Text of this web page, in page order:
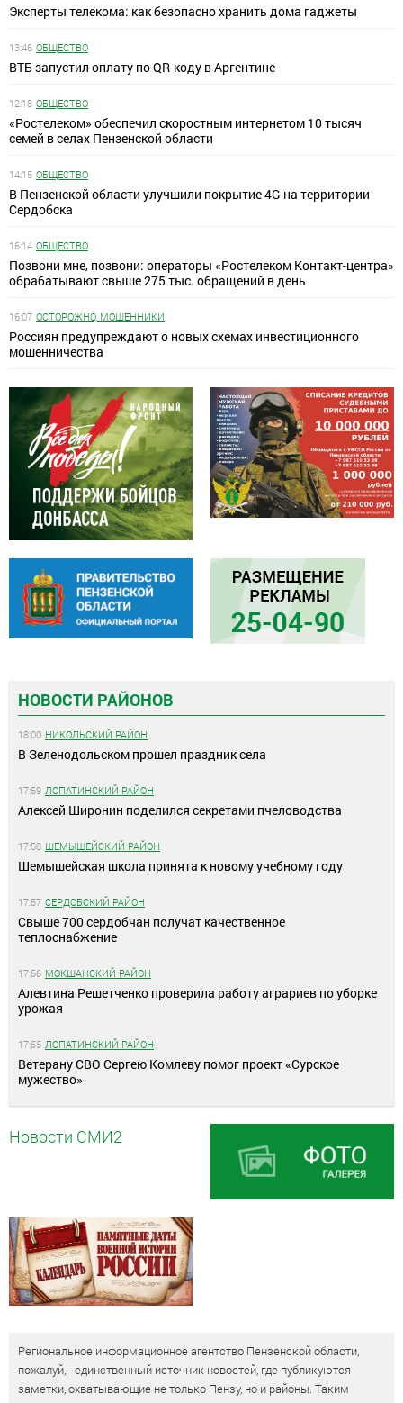
Эксперты телекома: как безопасно хранить дома гаджеты
13:46 ОБЩЕСТВО
ВТБ запустил оплату по QR-коду в Аргентине
12:18 ОБЩЕСТВО
«Ростелеком» обеспечил скоростным интернетом 10 тысяч
семей в селах Пензенской области
14:15 ОБЩЕСТВО
В Пензенской области улучшили покрытие 4G на территории
Сердобска
16:14 ОБЩЕСТВО
Позвони мне, позвони: операторы «Ростелеком Контакт-центра»
обрабатывают свыше 275 тыс. обращений в день
16:07 ОСТОРОЖНО, МОШЕННИКИ
Россиян предупреждают о новых схемах инвестиционного
мошенничества
НОВОСТИ РАЙОНОВ
18:00 НИКОЛЬСКИЙ РАЙОН
В Зеленодольском прошел праздник села
17:59 ЛОПАТИНСКИЙ РАЙОН
Алексей Широнин поделился секретами пчеловодства
17:58 ШЕМЫШЕЙСКИЙ РАЙОН
Шемышейская школа принята к новому учебному году
17:57 СЕРДОБСКИЙ РАЙОН
Свыше 700 сердобчан получат качественное
теплоснабжение
17:56 МОКШАНСКИЙ РАЙОН
Алевтина Решетченко проверила работу аграриев по уборке
урожая
17:55 ЛОПАТИНСКИЙ РАЙОН
Ветерану СВО Сергею Комлеву помог проект «Сурское
мужество»
Новости СМИ2
Региональное информационное агентство Пензенской области,
пожалуй, - единственный источник новостей, где публикуются
заметки, охватывающие не только Пензу, но и районы. Таким